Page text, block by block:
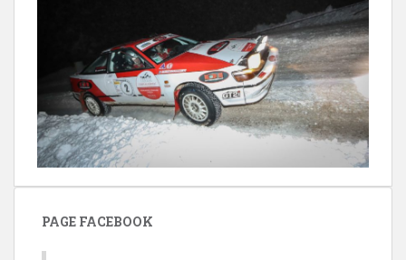
PAGE FACEBOOK